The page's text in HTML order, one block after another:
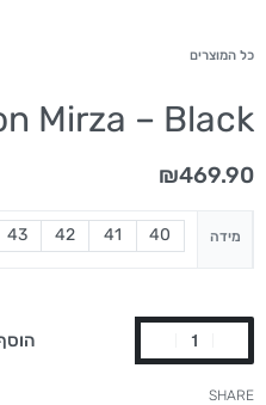
כל המוצרים
Mirza – Black
₪469.90
מידה 40
41
42
43
SHARE